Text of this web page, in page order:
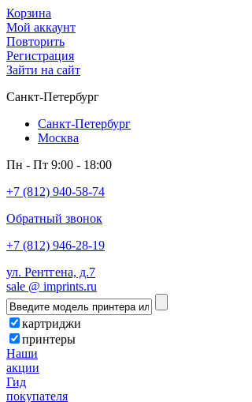
Корзина
Мой аккаунт
Повторить
Регистрация
Зайти на сайт
Санкт-Петербург
Санкт-Петербург
Москва
Пн - Пт 9:00 - 18:00
+7 (812) 940-58-74
Обратный звонок
+7 (812) 946-28-19
ул. Рентгена, д.7
sale @ imprints.ru
картриджи
принтеры
Наши
акции
Гид
покупателя